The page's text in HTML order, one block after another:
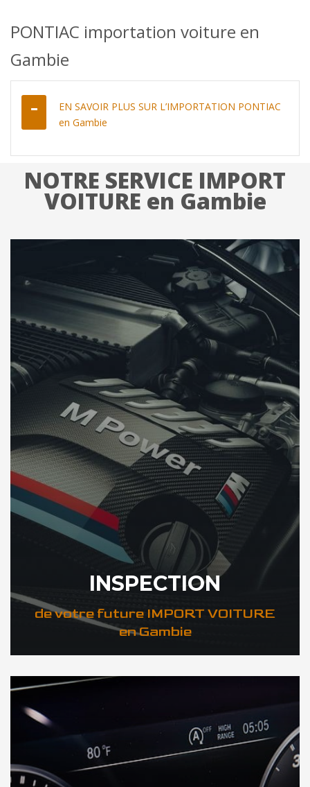
PONTIAC importation voiture en
Gambie
EN SAVOIR PLUS SUR L’IMPORTATION PONTIAC
en Gambie
NOTRE SERVICE IMPORT
VOITURE en Gambie
INSPECTION
de votre future IMPORT VOITURE
en Gambie
DÉCOUVREZ VOTRE INSPECTION AUTO en Gambie